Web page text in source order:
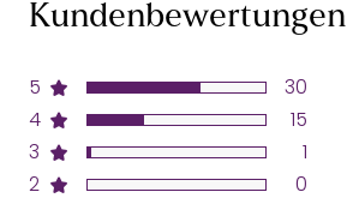
Kundenbewertungen
5
4
3
2
30
15
1
0